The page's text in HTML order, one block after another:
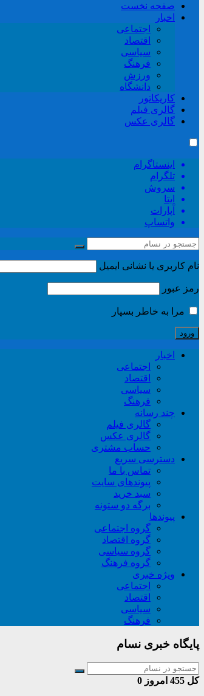
صفحه نخست
اخبار
اجتماعی
اقتصاد
سیاسی
فرهنگ
ورزش
دانشگاه
کاریکاتور
گالری فیلم
گالری عکس
اینستاگرام
تلگرام
سروش
ایتا
آپارات
واتساپ
نام کاربری یا نشانی ایمیل
رمز عبور
مرا به خاطر بسپار
اخبار
اجتماعی
اقتصاد
سیاسی
فرهنگ
چند رسانه
گالری فیلم
گالری عکس
حساب مشتری
دسترسی سریع
تماس با ما
پیوندهای سایت
سبد خريد
برگه دو ستونه
پیوندها
گروه اجتماعی
گروه اقتصاد
گروه سیاسی
گروه فرهنگ
ویژه خبری
اجتماعی
اقتصاد
سیاسی
فرهنگ
پایگاه خبری نسام
کل امروز 0